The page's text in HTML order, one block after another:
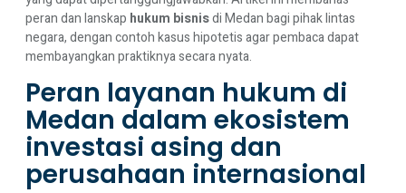
peran dan lanskap hukum bisnisdi Medan bagi pihak lintas
negara, dengan contoh kasus hipotetis agar pembaca dapat
membayangkan praktiknya secara nyata.
Peran layanan hukum di
Medan dalam ekosistem
investasi asing dan
perusahaan internasional